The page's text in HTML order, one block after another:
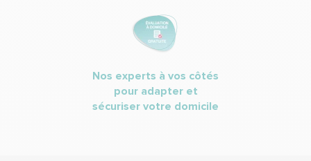
Nos experts à vos côtés
pour adapter et
sécuriser votre domicile